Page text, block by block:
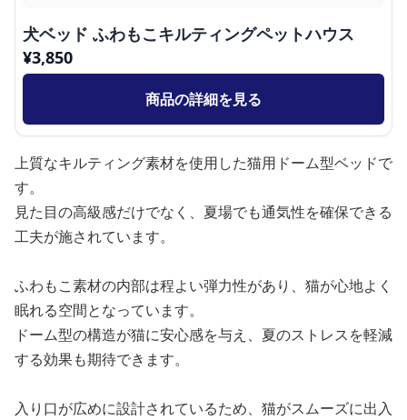
犬ベッド ふわもこキルティングペットハウス
¥3,850
商品の詳細を見る
上質なキルティング素材を使用した猫用ドーム型ベッドで
す。
見た目の高級感だけでなく、夏場でも通気性を確保できる
工夫が施されています。
ふわもこ素材の内部は程よい弾力性があり、猫が心地よく
眠れる空間となっています。
ドーム型の構造が猫に安心感を与え、夏のストレスを軽減
する効果も期待できます。
入り口が広めに設計されているため、猫がスムーズに出入